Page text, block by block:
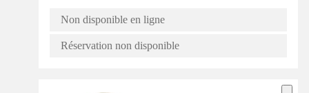
Non disponible en ligne
Réservation non disponible